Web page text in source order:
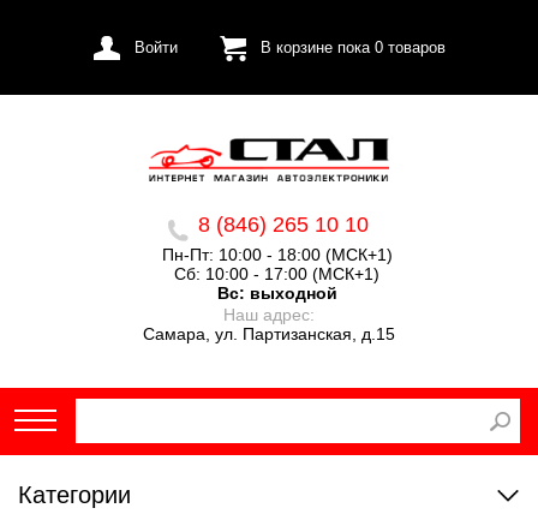
Войти В корзине пока 0товаров
8 (846) 265 10 10
Пн-Пт: 10:00 - 18:00 (МСК+1)
Сб: 10:00 - 17:00 (МСК+1)
Вс: выходной
Наш адрес:
Самара, ул. Партизанская, д.15
Категории